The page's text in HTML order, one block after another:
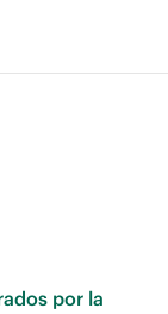
por la